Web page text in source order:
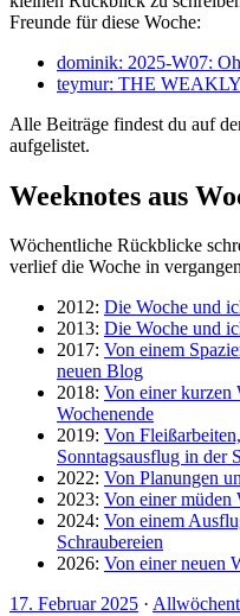
Freunde für diese Woche:
dominik: 2025-W07:
teymur: THE
Alle Beiträge findest du auf
aufgelistet.
Weeknotes aus
Wöchentliche Rückblicke
verlief die Woche in
2012: Die Woche und
2013: Die Woche und
2017: Von einem
neuen Blog
2018: Von einer kurzen
Wochenende
2019: Von
Sonntagsausflug in der
2022: Von Planungen
2023: Von einer müden
2024: Von einem
Schraubereien
2026: Von einer neuen
17. Februar 2025 ·